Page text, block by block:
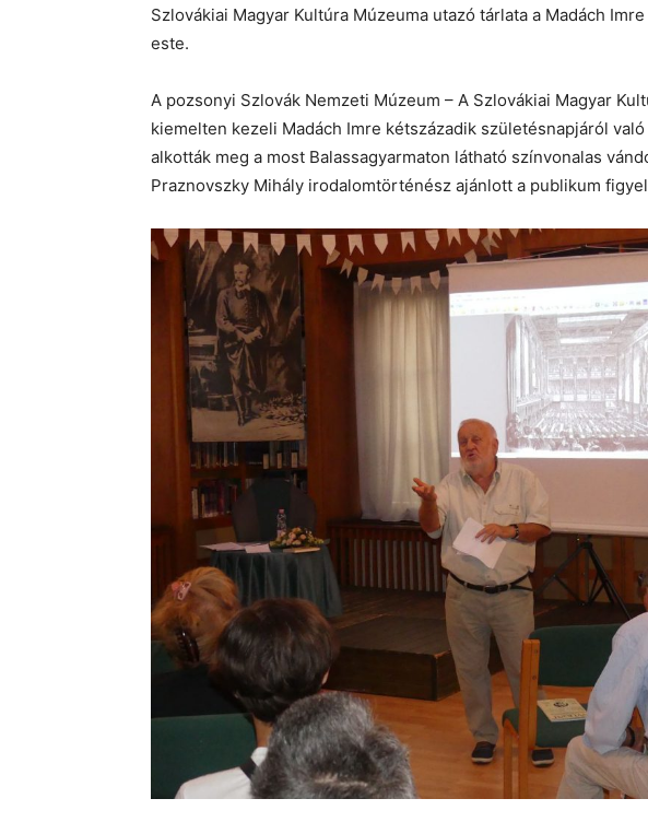
Szlovákiai Magyar Kultúra Múzeuma utazó tárlata a Madách
este.
A pozsonyi Szlovák Nemzeti Múzeum – A Szlovákiai Magyar
kiemelten kezeli Madách Imre kétszázadik születésnapjáról
alkották meg a most Balassagyarmaton látható színvonalas
Praznovszky Mihály irodalomtörténész ajánlott a publikum